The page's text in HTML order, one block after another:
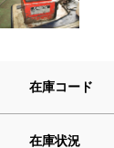
在庫コード
在庫状況